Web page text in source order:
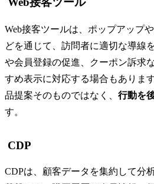
Web接客ツールは、ポップアップ
どを通じて、訪問者に適切な導線
や会員登録の促進、クーポン訴求
すめ表示に対応する場合もありま
品提案そのものではなく、 行動を
す。
CDP
CDPは、顧客データを集約して分